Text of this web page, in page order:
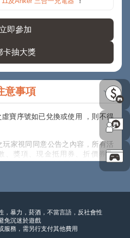
立即參加
卡抽大獎
意事項
寶序號如已兌換或使用 ，則不得
玩家視同同意公告之內容，所有活
、獎項、現金抵用券、折價券、
單位保留以上活動及獎項內容修改
取消、暫停或終止活動及贈送內
，暴力，菸酒，不當言語，反社會性
免沉迷於遊戲
服務，需另行支付其他費用